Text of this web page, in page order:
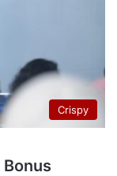
Crispy